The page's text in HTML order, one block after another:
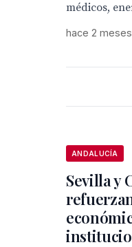
médicos,
hace 2 meses
ANDALUCÍA
Sevilla y